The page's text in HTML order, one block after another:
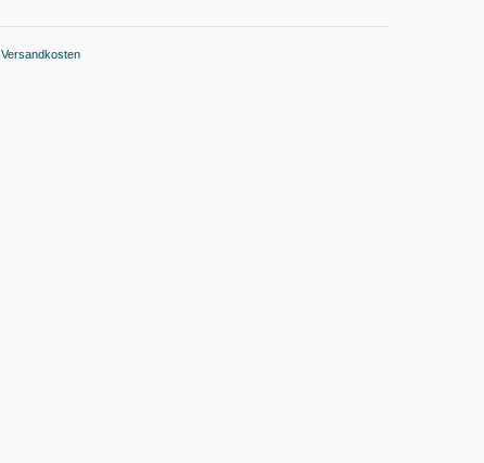
Versandkosten